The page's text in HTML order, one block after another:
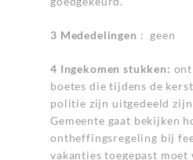
3 Mededelingen : geen
4 Ingekomen stukken:
boetes die tijdens de
politie zijn uitgedeeld
Gemeente gaat bekijken
ontheffingsregeling bij
vakanties toegepast moet